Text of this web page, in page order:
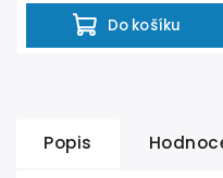
Do košíku
Popis